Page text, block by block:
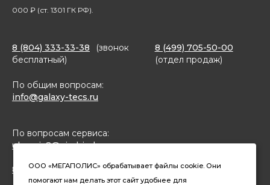
000 ₽ (ст. 1301 ГК РФ).
8 (804) 333-33-38
(звонок
бесплатный)
8 (499) 705-50-00
(отдел продаж)
По общим вопросам:
info@galaxy-tecs.ru
По вопросам сервиса:
ulservis2@simbirsk-crown.ru
8(962)633-02-15 (чат в MAX)
ООО «МЕГАПОЛИС» обрабатывает файлы cookie. Они
помогают нам делать этот сайт удобнее для